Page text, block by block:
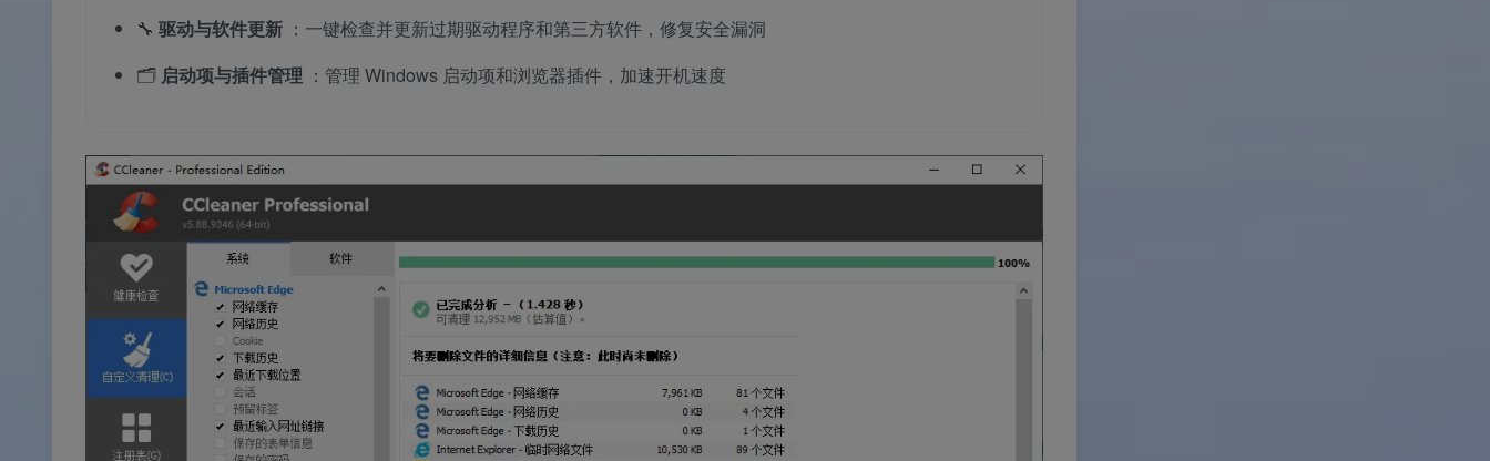
🔧 驱动与软件更新 ：一键检查并更新过期驱动程序和第三方软件，修复安全漏洞
🗂️ 启动项与插件管理 ：管理 Windows 启动项和浏览器插件，加速开机速度